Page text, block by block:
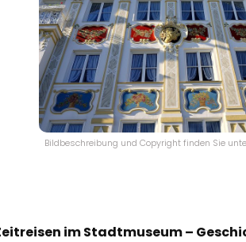
Bildbeschreibung und Copyright finden Sie
im Stadtmuseum –